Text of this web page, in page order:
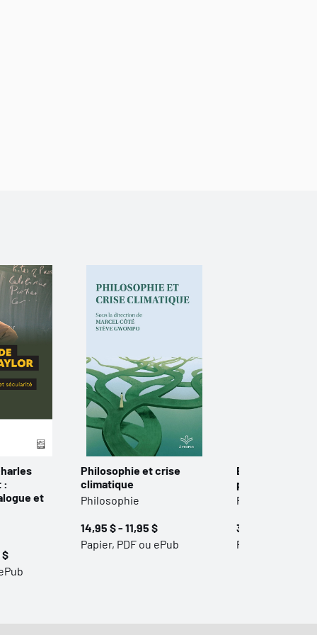
:
et
$
Philosophie et crise
climatique
Philosophie
14,95 $ - 11,95 $
Papier, PDF ou ePub
Explorations en
philosophie
Philosophie
30,00 $ - 24,00
Papier, PDF ou